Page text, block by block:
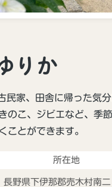
りか
民家、田舎に帰った気
のこ、ジビエなど、季
ことができます。
所在地
野県下伊那郡売木村南二